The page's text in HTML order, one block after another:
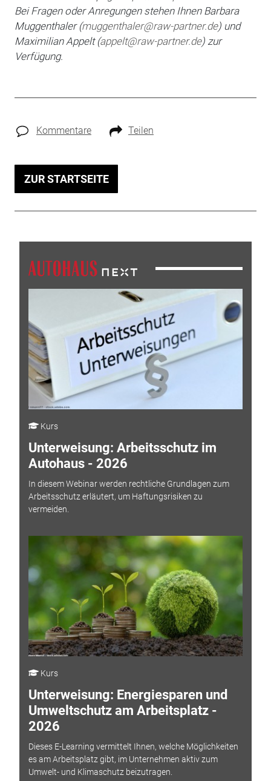
Bei Fragen oder An­regungen stehen Ihnen Barbara
Muggenthaler (muggenthaler@raw-partner.de) und
Maximilian Appelt (appelt@raw-partner.de) zur
Verfügung.
Kommentare Teilen
ZUR STARTSEITE
Kurs
Unterweisung: Arbeitsschutz im
Autohaus - 2026
In diesem Webinar werden rechtliche Grundlagen zum
Arbeitsschutz erläutert, um Haftungsrisiken zu
vermeiden.
Kurs
Unterweisung: Energiesparen und
Umweltschutz am Arbeitsplatz -
2026
Dieses E-Learning vermittelt Ihnen, welche Möglichkeiten
es am Arbeitsplatz gibt, im Unternehmen aktiv zum
Umwelt- und Klimaschutz beizutragen.